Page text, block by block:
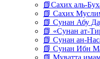
📗Сахих аль-
📗 Сахих
📗 Сунан Абу
📗 «Сунан ат-
📗 Сунан ан-
📗 Сунан Ибн
📗 Муватта